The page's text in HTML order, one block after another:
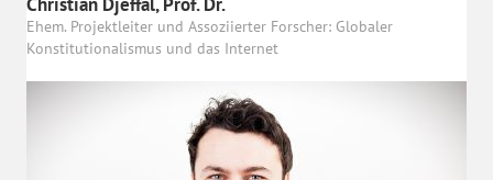
Ehem. Projektleiter und Assoziierter Forscher: Globaler
Konstitutionalismus und das Internet